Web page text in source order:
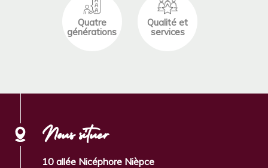
Quatre
générations
Qualité et
services
Nous situer
10 allée Nicéphore Nièpce